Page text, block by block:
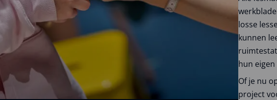
losse
kunnen
hun
Of je nu
project